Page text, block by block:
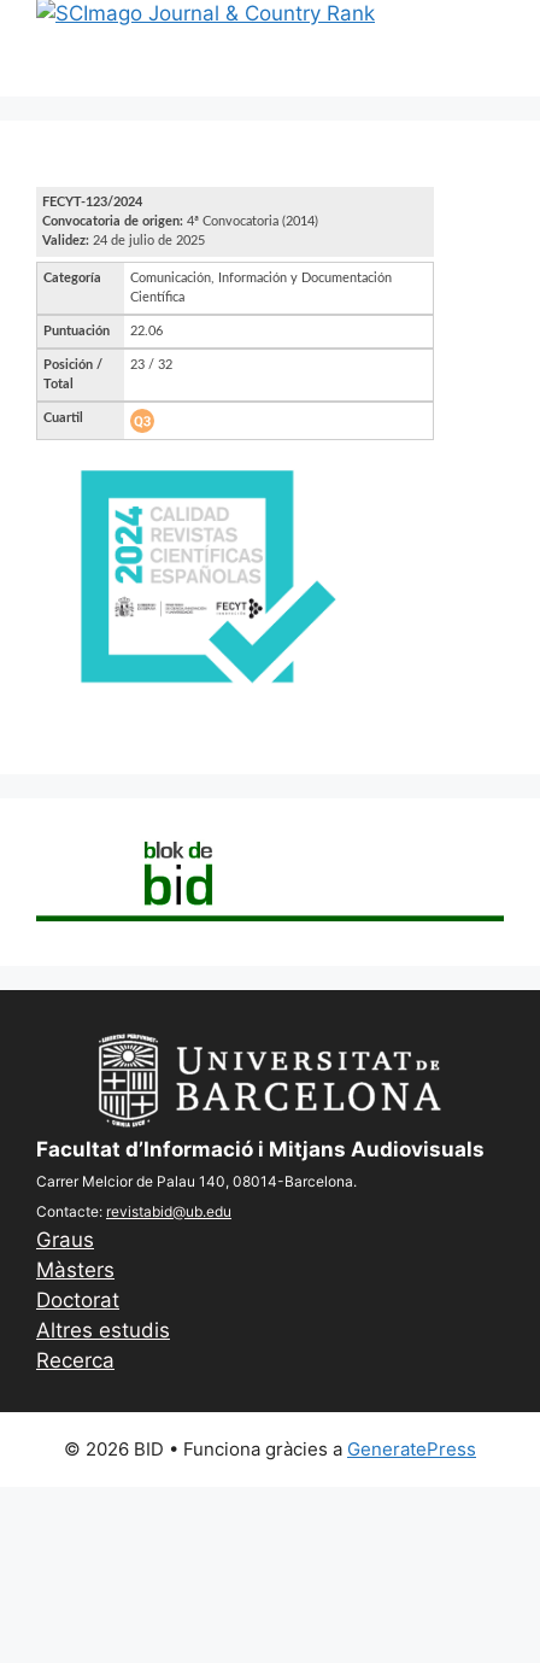
Facultat d’Informació i Mitjans Audiovisuals
Carrer Melcior de Palau 140, 08014-Barcelona.
Contacte: revistabid@ub.edu
Graus
Màsters
Doctorat
Altres estudis
Recerca
© 2026 BID • Funciona gràcies a GeneratePress